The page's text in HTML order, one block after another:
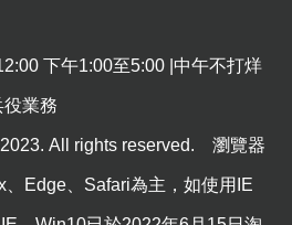
下午1:00至5:00 |中午不打烊
役業務
All rights reserved. 瀏覽器
Edge、Safari為主，如使用IE